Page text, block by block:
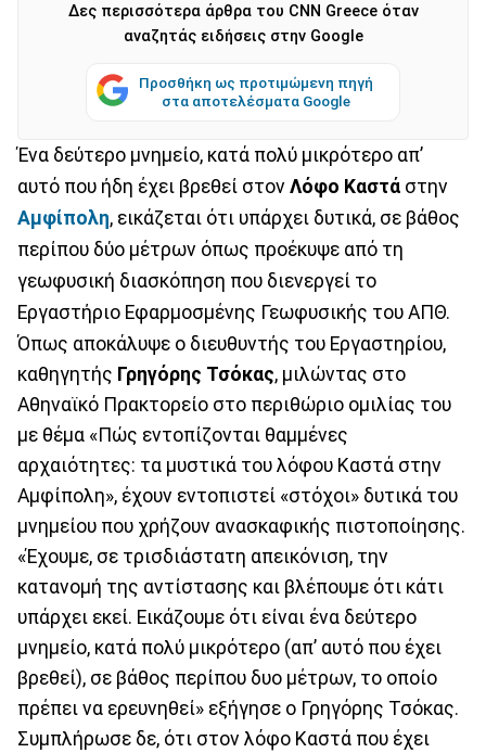
Δες περισσότερα άρθρα του CNN Greece όταν
αναζητάς ειδήσεις στην Google
Προσθήκη ως προτιμώμενη πηγή
στα αποτελέσματα Google
Ένα δεύτερο μνημείο, κατά πολύ μικρότερο απ’
αυτό που ήδη έχει βρεθεί στον Λόφο Καστά στην
Αμφίπολη, εικάζεται ότι υπάρχει δυτικά, σε βάθος
περίπου δύο μέτρων όπως προέκυψε από τη
γεωφυσική διασκόπηση που διενεργεί το
Εργαστήριο Εφαρμοσμένης Γεωφυσικής του ΑΠΘ.
Όπως αποκάλυψε ο διευθυντής του Εργαστηρίου,
καθηγητής Γρηγόρης Τσόκας, μιλώντας στο
Αθηναϊκό Πρακτορείο στο περιθώριο ομιλίας του
με θέμα «Πώς εντοπίζονται θαμμένες
αρχαιότητες: τα μυστικά του λόφου Καστά στην
Αμφίπολη», έχουν εντοπιστεί «στόχοι» δυτικά του
μνημείου που χρήζουν ανασκαφικής πιστοποίησης.
«Έχουμε, σε τρισδιάστατη απεικόνιση, την
κατανομή της αντίστασης και βλέπουμε ότι κάτι
υπάρχει εκεί. Εικάζουμε ότι είναι ένα δεύτερο
μνημείο, κατά πολύ μικρότερο (απ’ αυτό που έχει
βρεθεί), σε βάθος περίπου δυο μέτρων, το οποίο
πρέπει να ερευνηθεί» εξήγησε ο Γρηγόρης Τσόκας.
Συμπλήρωσε δε, ότι στον λόφο Καστά που έχει